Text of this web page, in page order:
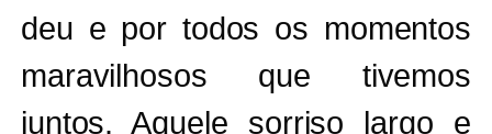
deu e por todos os momentos
maravilhosos que tivemos
juntos. Aquele sorriso largo e